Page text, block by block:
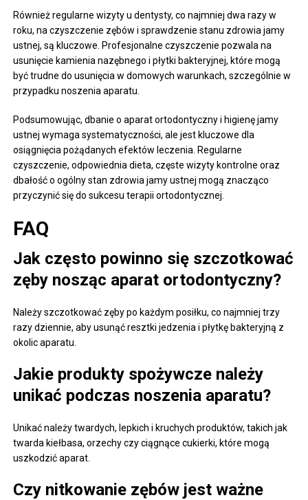
Również regularne wizyty u dentysty, co najmniej dwa razy w
roku, na czyszczenie zębów i sprawdzenie stanu zdrowia jamy
ustnej, są kluczowe. Profesjonalne czyszczenie pozwala na
usunięcie kamienia nazębnego i płytki bakteryjnej, które mogą
być trudne do usunięcia w domowych warunkach, szczególnie w
przypadku noszenia aparatu.
Podsumowując, dbanie o aparat ortodontyczny i higienę jamy
ustnej wymaga systematyczności, ale jest kluczowe dla
osiągnięcia pożądanych efektów leczenia. Regularne
czyszczenie, odpowiednia dieta, częste wizyty kontrolne oraz
dbałość o ogólny stan zdrowia jamy ustnej mogą znacząco
przyczynić się do sukcesu terapii ortodontycznej.
FAQ
Jak często powinno się szczotkować
zęby nosząc aparat ortodontyczny?
Należy szczotkować zęby po każdym posiłku, co najmniej trzy
razy dziennie, aby usunąć resztki jedzenia i płytkę bakteryjną z
okolic aparatu.
Jakie produkty spożywcze należy
unikać podczas noszenia aparatu?
Unikać należy twardych, lepkich i kruchych produktów, takich jak
twarda kiełbasa, orzechy czy ciągnące cukierki, które mogą
uszkodzić aparat.
Czy nitkowanie zębów jest ważne